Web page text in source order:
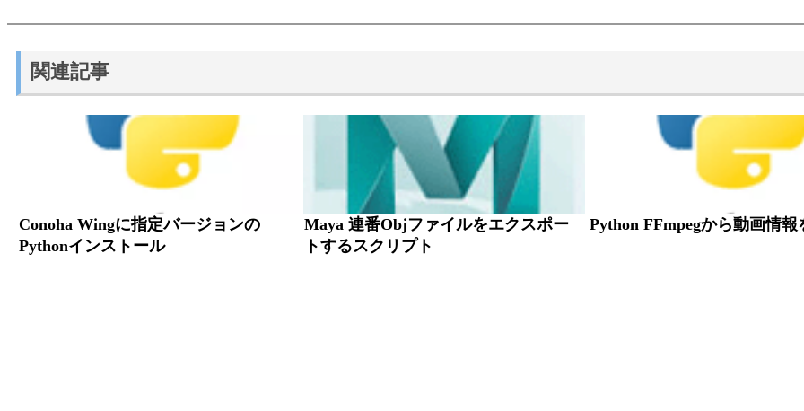
関連記事
Conoha Wingに指定バージョンの
Pythonインストール
Maya 連番Objファイルをエクスポー
トするスクリプト
Python FFmpegから動画情報